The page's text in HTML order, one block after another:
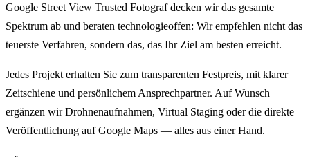
Google Street View Trusted Fotograf decken wir das gesamte
Spektrum ab und beraten technologieoffen: Wir empfehlen nicht das
teuerste Verfahren, sondern das, das Ihr Ziel am besten erreicht.
Jedes Projekt erhalten Sie zum transparenten Festpreis, mit klarer
Zeitschiene und persönlichem Ansprechpartner. Auf Wunsch
ergänzen wir Drohnenaufnahmen, Virtual Staging oder die direkte
Veröffentlichung auf Google Maps — alles aus einer Hand.